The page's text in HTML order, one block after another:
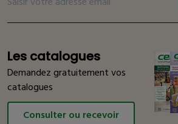
Les catalogues
Demandez gratuitement vos
catalogues
Consulter ou recevoir